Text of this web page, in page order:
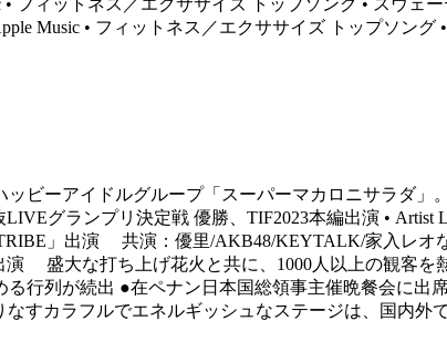
• フィットネス／エクササイズ トップソング • スウェー
Music • フィットネス／エクササイズ トップソング •
ビーアイドルグループ「スーパーマカロニサラダ」
グランプリ決定戦 優勝、TIF2023本編出演 • Artist
」出演 共演：優里/AKB48/KEYTALK/家入レオ
演 盛大な打ち上げ花火と共に、1000人以上の観客を
列が続出 ●在ペナン日本国総領事主催晩餐会に出席
すカラフルでエネルギッシュなステージは、国内外